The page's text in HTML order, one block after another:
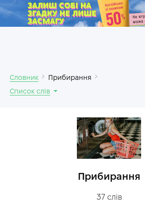
.
Словник
Прибирання
Список слів
Прибирання
37слів